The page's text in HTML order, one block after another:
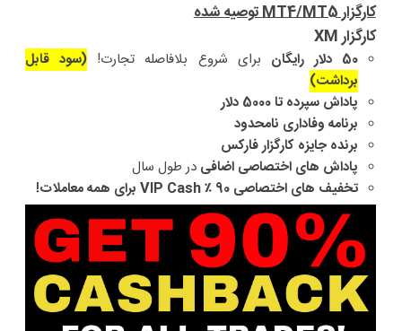
کارگزار MT4/MT5 توصیه شده
کارگزار XM
50 دلار رایگان برای شروع بلافاصله تجارت! (سود قابل
برداشت)
پاداش سپرده تا 5000 دلار
برنامه وفاداری نامحدود
برنده جایزه کارگزار فارکس
پاداش های اختصاصی اضافی در طول سال
تخفیف های اختصاصی 90 ٪ VIP Cash برای همه معاملات!